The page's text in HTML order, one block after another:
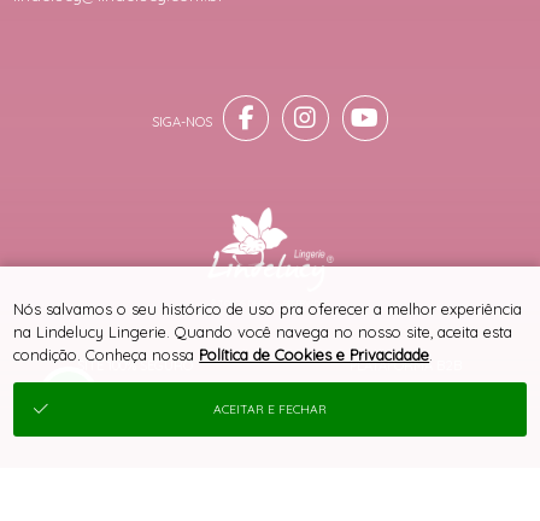
SITE 100% SEGURO PLATAFORMA B2B
® TODOS DIREITOS RESERVADOS
Nós salvamos o seu histórico de uso pra oferecer a melhor experiência
na Lindelucy Lingerie. Quando você navega no nosso site, aceita esta
condição. Conheça nossa Política de Cookies e Privacidade
ACEITAR E FECHAR